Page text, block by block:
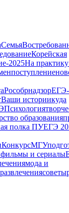
Семья
Корейская
2025На
поступление
РособрнадзорЕГЭ-
Ваши историикуда
Психология
образования
полка ПУЕГЭ
КонкурсМГУ
фильмы и сериалы
мода и
развлечениясоветы